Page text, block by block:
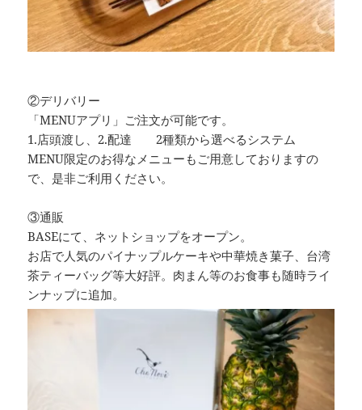
②デリバリー
「MENUアプリ」ご注文が可能です。
1.店頭渡し、2.配達 2種類から選べるシステム
MENU限定のお得なメニューもご用意しておりますの
で、是非ご利用ください。
③通販
BASEにて、ネットショップをオープン。
お店で人気のパイナップルケーキや中華焼き菓子、台湾
茶ティーバッグ等大好評。肉まん等のお食事も随時ライ
ンナップに追加。